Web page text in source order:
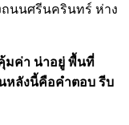
ถนนศรีนครินทร์ ห่าง
มค่า น่าอยู่ พื้นที่
หลังนี้คือคำตอบ รีบ